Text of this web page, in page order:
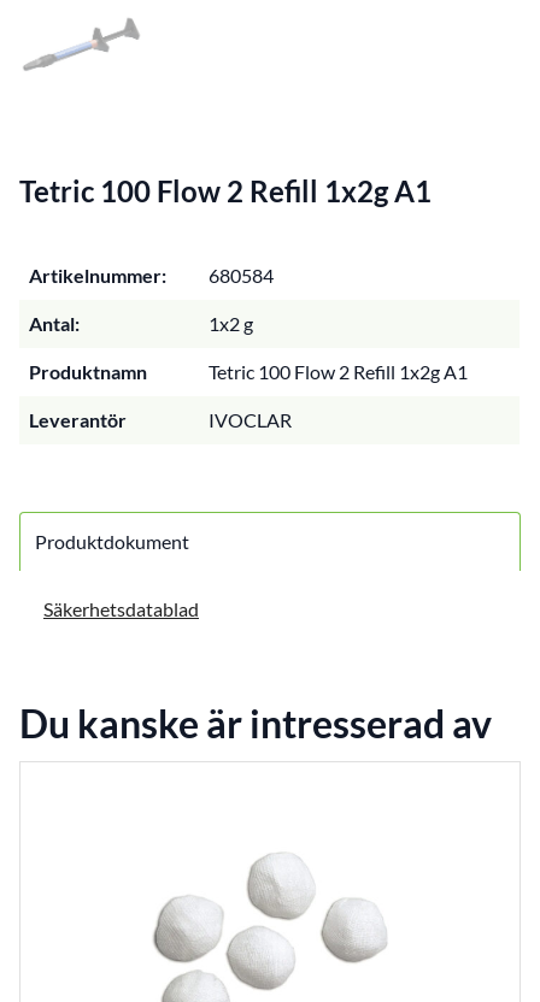
Tetric 100 Flow 2 Refill 1x2g A1
Artikelnummer: 680584
Antal: 1x2 g
Produktnamn Tetric 100 Flow 2 Refill 1x2g A1
Leverantör IVOCLAR
Produktdokument
Säkerhetsdatablad
Du kanske är intresserad av